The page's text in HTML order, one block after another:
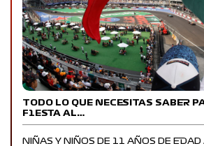
TODO LO QUE NECESITAS SABER
F1ESTA AL…
NIÑAS Y NIÑOS DE 11 AÑOS DE EDAD